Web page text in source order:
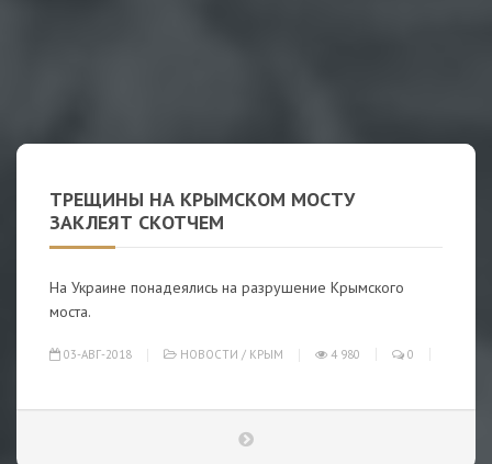
ТРЕЩИНЫ НА КРЫМСКОМ МОСТУ
ЗАКЛЕЯТ СКОТЧЕМ
На Украине понадеялись на разрушение Крымского
моста.
03-АВГ-2018 НОВОСТИ / КРЫМ 4 980 0